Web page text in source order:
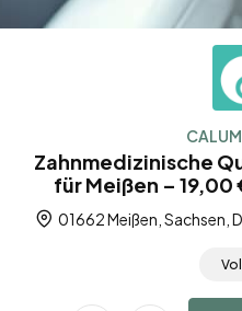
Zahnmedizinische
für Meißen –
01662 Meißen, Sachsen,